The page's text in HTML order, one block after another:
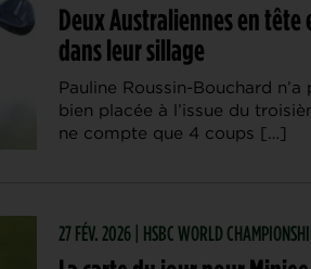
Deux Australiennes en
dans leur sillage
Pauline Roussin-Bouchard
bien placée à l’issue du
ne compte que 4 coups […]
27 FÉV. 2026 | HSBC WORLD